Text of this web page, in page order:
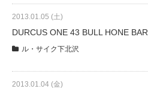
2013.01.05 (土)
DURCUS ONE 43 BULL HONE BAR
ル・サイク下北沢
2013.01.04 (金)